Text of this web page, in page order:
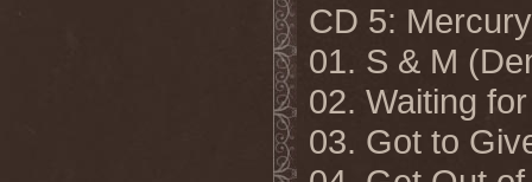
CD 5:
01. S & M
02. Waiting
03. Got to